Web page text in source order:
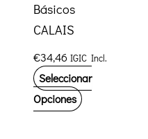
Básicos
CALAIS
€34,46 IGIC Incl.
Seleccionar
Opciones Este